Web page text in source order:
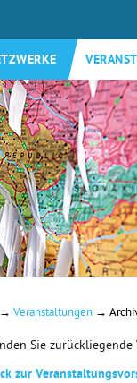
→ Veranstaltungen →
Sie
zur